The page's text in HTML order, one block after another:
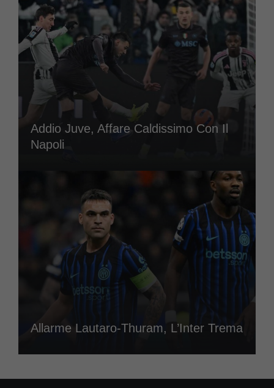
Addio Juve, Affare Caldissimo Con Il
Napoli
Allarme Lautaro-Thuram, L’Inter Trema